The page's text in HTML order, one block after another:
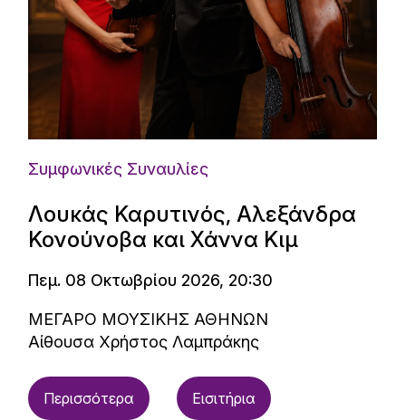
Συμφωνικές Συναυλίες
Λουκάς Καρυτινός, Αλεξάνδρα
Κονούνοβα και Χάννα Κιμ
Πεμ. 08 Οκτωβρίου 2026, 20:30
ΜΕΓΑΡΟ ΜΟΥΣΙΚΗΣ ΑΘΗΝΩΝ
Αίθουσα Χρήστος Λαμπράκης
Περισσότερα Εισιτήρια